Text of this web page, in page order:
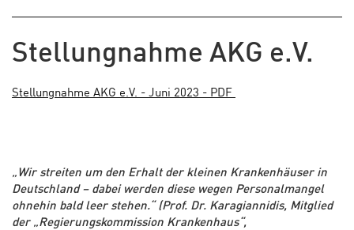
Stellungnahme AKG e.V.
Stellungnahme AKG e.V. - Juni 2023 - PDF
„Wir streiten um den Erhalt der kleinen Krankenhäuser in
Deutschland – dabei werden diese wegen Personalmangel
ohnehin bald leer stehen.“ (Prof. Dr. Karagiannidis, Mitglied
der „Regierungskommission Krankenhaus“,